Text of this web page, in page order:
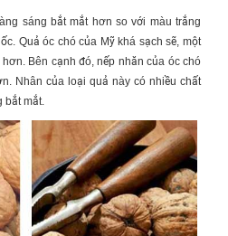
sáng bắt mắt hơn so với màu trắng
. Quả óc chó của Mỹ khá sạch sẽ, một
Bên cạnh đó, nếp nhăn của óc chó
Nhân của loại quả này có nhiều chất
bắt mắt.